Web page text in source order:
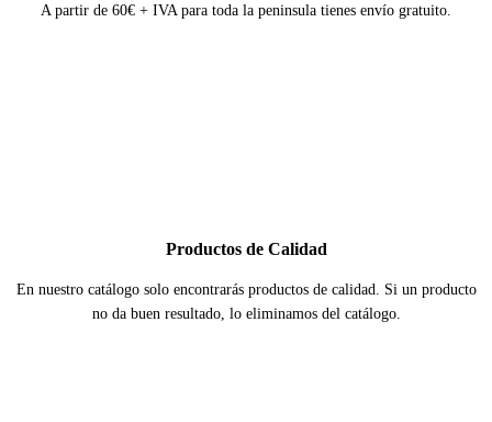
A partir de 60€ + IVA para toda la peninsula tienes envío gratuito.
Productos de Calidad
En nuestro catálogo solo encontrarás productos de calidad. Si un producto
no da buen resultado, lo eliminamos del catálogo.